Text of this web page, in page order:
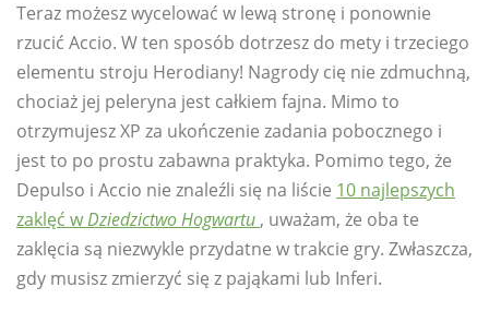
Teraz możesz wycelować w lewą stronę i ponownie
rzucić Accio. W ten sposób dotrzesz do mety i trzeciego
elementu stroju Herodiany! Nagrody cię nie zdmuchną,
chociaż jej peleryna jest całkiem fajna. Mimo to
otrzymujesz XP za ukończenie zadania pobocznego i
jest to po prostu zabawna praktyka. Pomimo tego, że
Depulso i Accio nie znaleźli się na liście 10 najlepszych
zaklęć wDziedzictwo Hogwartu , uważam, że oba te
zaklęcia są niezwykle przydatne w trakcie gry. Zwłaszcza,
gdy musisz zmierzyć się z pająkami lub Inferi.